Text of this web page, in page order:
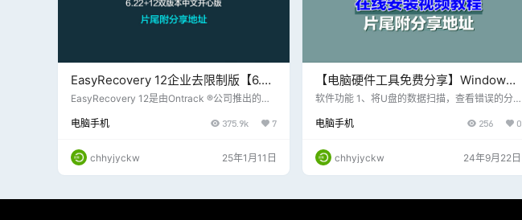
EasyRecovery 12企业去限制版【6.22
中文破解版+最新经典12企业版中文破
版】
EasyRecovery 12是由Ontrack ®公司推出的一
件，可以同时支持Windows及Mac平台从硬盘、
设备恢复删除或者丢失的如文档、表格、图片、
音频、视频等。 它可以全面恢复删除丢失数据，
能对电脑误删文件恢复、格式化硬盘数据恢复、
成6.22经典中文破解版+最新经…
电脑手机 375.9k 7
chhyjyckw 25年1月11日
【电脑硬件工具免费分享】Windows
全能U盘修复工具 ，安装视频分享片尾
软件功能 1、将U盘的数据扫描，查看错误的分
官方提供的数据恢复大师将分区的内容恢复。
4、利用软件的功能直接将部分错误修复。 5、
如果有严重的数据丢失，建议你立即下载全能数
据恢复大师。 6、有详细的操作设置，在扫描的
载到软件分析。
电脑手机 256 0
chhyjyckw 24年9月22日